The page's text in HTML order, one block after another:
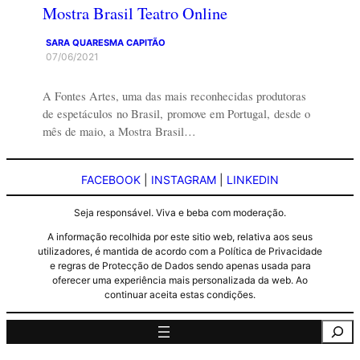
Mostra Brasil Teatro Online
SARA QUARESMA CAPITÃO
07/06/2021
A Fontes Artes, uma das mais reconhecidas produtoras
de espetáculos no Brasil, promove em Portugal, desde o
mês de maio, a Mostra Brasil…
FACEBOOK INSTAGRAM LINKEDIN
Seja responsável. Viva e beba com moderação.
A informação recolhida por este sitio web, relativa aos seus
utilizadores, é mantida de acordo com a Política de Privacidade
e regras de Protecção de Dados sendo apenas usada para
oferecer uma experiência mais personalizada da web. Ao
continuar aceita estas condições.